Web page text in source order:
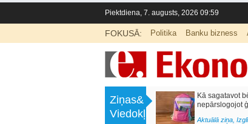
Piektdiena, 7. augusts, 2026 09:59
FOKUSĀ: Politika Banku bizness
Ziņas&
Viedokļi
Labklājības ministrija rosina reformēt
un būtiski uzlabot vecāku pabalstu
Kā sagatavot
nepārslogojot
Aktuālā ziņa,